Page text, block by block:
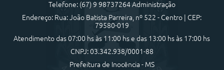
Telefone: (67) 9 98737264 Administração
Endereço: Rua: João Batista Parreira, nº 522 - Centro | CEP:
79580-019
Atendimento das 07:00 hs às 11:00 hs e das 13:00 hs às 17:00 hs
CNPJ: 03.342.938/0001-88
Prefeitura de Inocência - MS